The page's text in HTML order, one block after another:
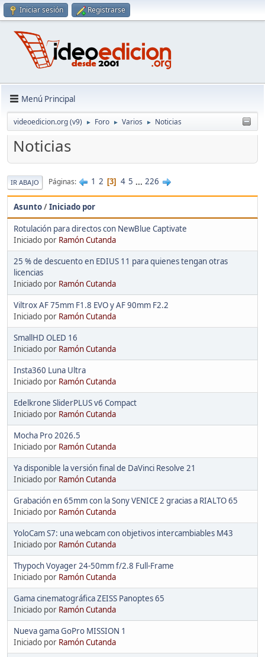
Iniciar sesión Registrarse
Menú Principal
videoedicion.org (v9) ► Foro ► Varios ► Noticias
Noticias
IR ABAJO Páginas 1 2 3 4 5 ... 226
Asunto/Iniciado por
Rotulación para directos con NewBlue Captivate
Iniciado por Ramón Cutanda
25 % de descuento en EDIUS 11 para quienes tengan otras
licencias
Iniciado por Ramón Cutanda
Viltrox AF 75mm F1.8 EVO y AF 90mm F2.2
Iniciado por Ramón Cutanda
SmallHD OLED 16
Iniciado por Ramón Cutanda
Insta360 Luna Ultra
Iniciado por Ramón Cutanda
Edelkrone SliderPLUS v6 Compact
Iniciado por Ramón Cutanda
Mocha Pro 2026.5
Iniciado por Ramón Cutanda
Ya disponible la versión final de DaVinci Resolve 21
Iniciado por Ramón Cutanda
Grabación en 65mm con la Sony VENICE 2 gracias a RIALTO 65
Iniciado por Ramón Cutanda
YoloCam S7: una webcam con objetivos intercambiables M43
Iniciado por Ramón Cutanda
Thypoch Voyager 24-50mm f/2.8 Full-Frame
Iniciado por Ramón Cutanda
Gama cinematográfica ZEISS Panoptes 65
Iniciado por Ramón Cutanda
Nueva gama GoPro MISSION 1
Iniciado por Ramón Cutanda